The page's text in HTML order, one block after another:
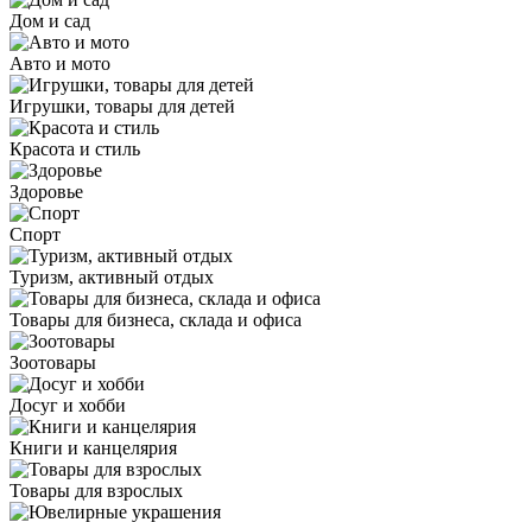
Дом и сад
Авто и мото
Игрушки, товары для детей
Красота и стиль
Здоровье
Спорт
Туризм, активный отдых
Товары для бизнеса, склада и офиса
Зоотовары
Досуг и хобби
Книги и канцелярия
Товары для взрослых